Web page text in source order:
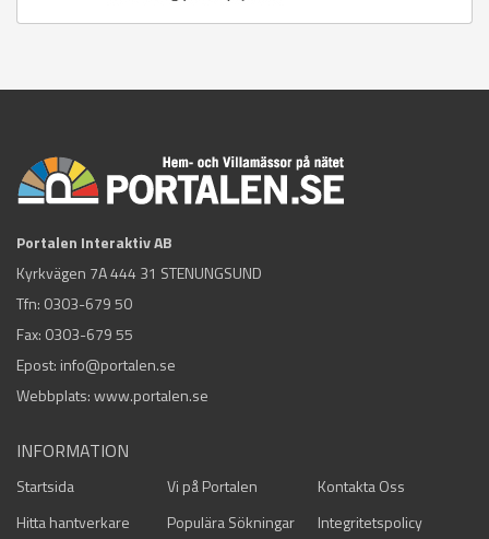
Portalen Interaktiv AB
Kyrkvägen 7A 444 31 STENUNGSUND
Tfn: 0303-679 50
Fax: 0303-679 55
Epost: info@portalen.se
Webbplats: www.portalen.se
INFORMATION
Startsida Vi på Portalen
Kontakta Oss
Hitta hantverkare
Populära Sökningar Integritetspolicy